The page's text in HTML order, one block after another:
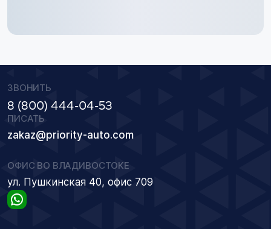
ЗВОНИТЬ
8 (800) 444-04-53
ПИСАТЬ
zakaz@priority-auto.com
ОФИС ВО ВЛАДИВОСТОКЕ
ул. Пушкинская 40, офис 709